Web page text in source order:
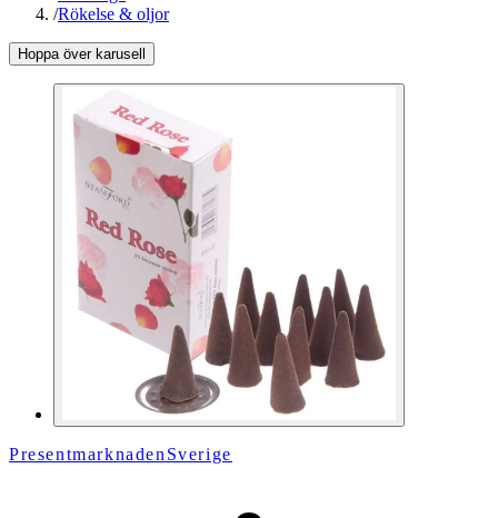
/Rökelse & oljor
Hoppa över karusell
PresentmarknadenSverige